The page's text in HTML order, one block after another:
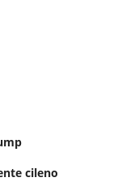
cileno